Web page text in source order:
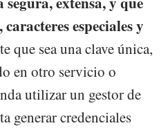
especiales y
que sea una clave única,
en otro servicio o
utilizar un gestor de
generar credenciales